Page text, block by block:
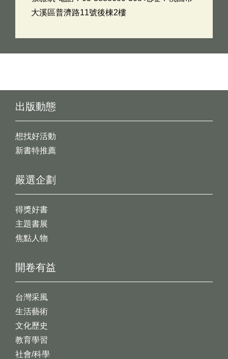
大溪區普濟路11號後棟2樓
出版動態
想找好活動
新書特推薦
開卷有益
台灣采風
生活藝術
文化歷史
教育學習
社會/科學
嚴選企劃
得獎好書
主題書展
焦點人物